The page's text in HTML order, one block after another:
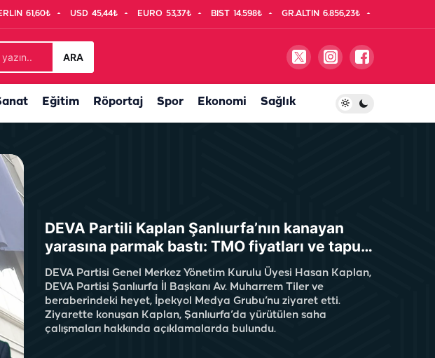
61,60₺ USD 45,44₺ EURO 53,37₺ BIST 14.598₺ GR.ALTIN 6.856,23₺
ARA
Eğitim Röportaj Spor Ekonomi Sağlık
DEVA Partili Kaplan Şanlıurfa’nın kanayan
yarasına parmak bastı: TMO fiyatları ve tapu…
DEVA Partisi Genel Merkez Yönetim Kurulu Üyesi Hasan Kaplan,
DEVA Partisi Şanlıurfa İl Başkanı Av. Muharrem Tiler ve
beraberindeki heyet, İpekyol Medya Grubu’nu ziyaret etti.
Ziyarette konuşan Kaplan, Şanlıurfa’da yürütülen saha
çalışmaları hakkında açıklamalarda bulundu.